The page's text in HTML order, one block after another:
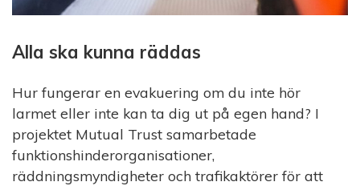
Alla ska kunna räddas
Hur fungerar en evakuering om du inte hör
larmet eller inte kan ta dig ut på egen hand? I
projektet Mutual Trust samarbetade
funktionshinderorganisationer,
räddningsmyndigheter och trafikaktörer för att